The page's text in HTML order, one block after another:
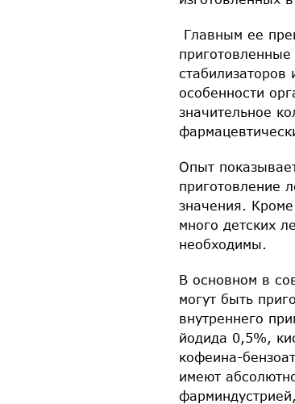
Главным ее
особенности
значительное
Опыт
приготовление
значения.
много детских
необходимы.
В основном в
могут быть
внутреннего
йодида 0,5%,
кофеина-
имеют